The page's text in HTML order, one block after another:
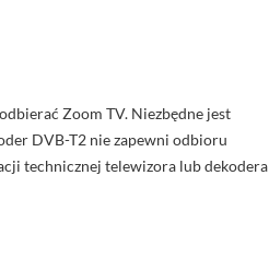
Zoom TV. Niezbędne jest
DVB-T2 nie zapewni odbioru
technicznej telewizora lub dekodera